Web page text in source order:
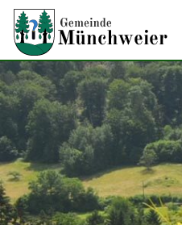
Direkt zum Inhalt